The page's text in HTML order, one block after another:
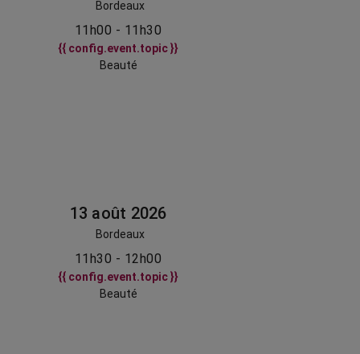
Bordeaux
11h00 - 11h30
{{ config.event.topic }}
Beauté
13 août 2026
Bordeaux
11h30 - 12h00
{{ config.event.topic }}
Beauté